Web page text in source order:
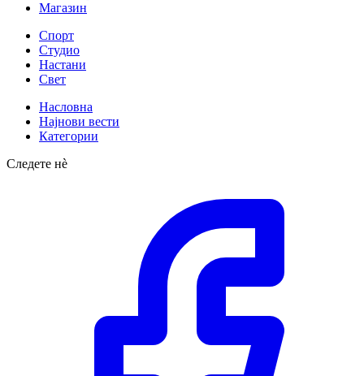
Магазин
Спорт
Студио
Настани
Свет
Насловна
Најнови вести
Категории
Следете нè